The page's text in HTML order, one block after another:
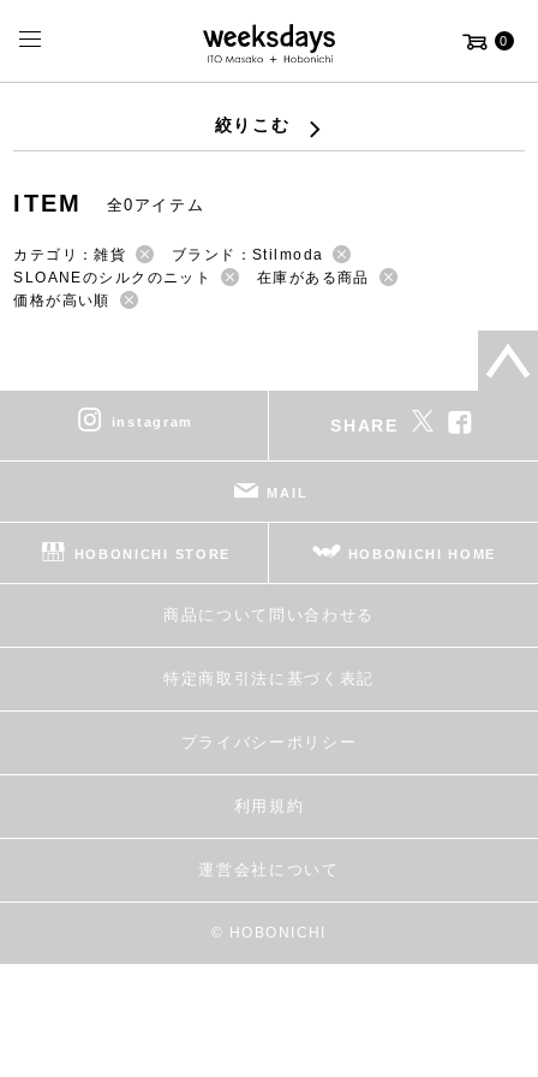
0
絞りこむ
ITEM 全0アイテム
カテゴリ：雑貨
ブランド：Stilmoda
SLOANEのシルクのニット
在庫がある商品
価格が高い順
instagram SHARE
MAIL
HOBONICHI STORE HOBONICHI HOME
商品について問い合わせる
特定商取引法に基づく表記
プライバシーポリシー
利用規約
運営会社について
© HOBONICHI